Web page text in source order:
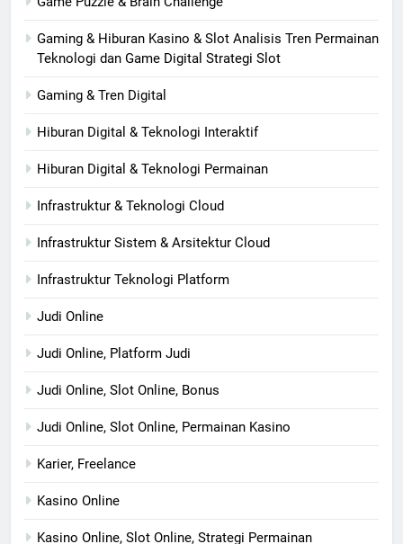
Gaming & Hiburan Kasino & Slot Analisis Tren Permainan
Teknologi dan Game Digital Strategi Slot
Gaming & Tren Digital
Hiburan Digital & Teknologi Interaktif
Hiburan Digital & Teknologi Permainan
Infrastruktur & Teknologi Cloud
Infrastruktur Sistem & Arsitektur Cloud
Infrastruktur Teknologi Platform
Judi Online
Judi Online, Platform Judi
Judi Online, Slot Online, Bonus
Judi Online, Slot Online, Permainan Kasino
Karier, Freelance
Kasino Online
Kasino Online, Slot Online, Strategi Permainan